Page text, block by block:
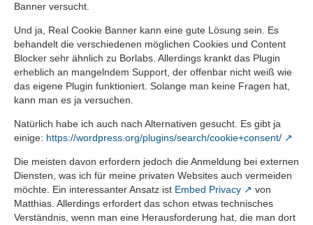
Banner versucht.
Und ja, Real Cookie Banner kann eine gute Lösung sein. Es
behandelt die verschiedenen möglichen Cookies und Content
Blocker sehr ähnlich zu Borlabs. Allerdings krankt das Plugin
erheblich an mangelndem Support, der offenbar nicht weiß wie
das eigene Plugin funktioniert. Solange man keine Fragen hat,
kann man es ja versuchen.
Natürlich habe ich auch nach Alternativen gesucht. Es gibt ja
einige: https://wordpress.org/plugins/search/cookie+consent/
Die meisten davon erfordern jedoch die Anmeldung bei externen
Diensten, was ich für meine privaten Websites auch vermeiden
möchte. Ein interessanter Ansatz ist Embed Privacy
von
Matthias. Allerdings erfordert das schon etwas technisches
Verständnis, wenn man eine Herausforderung hat, die man dort